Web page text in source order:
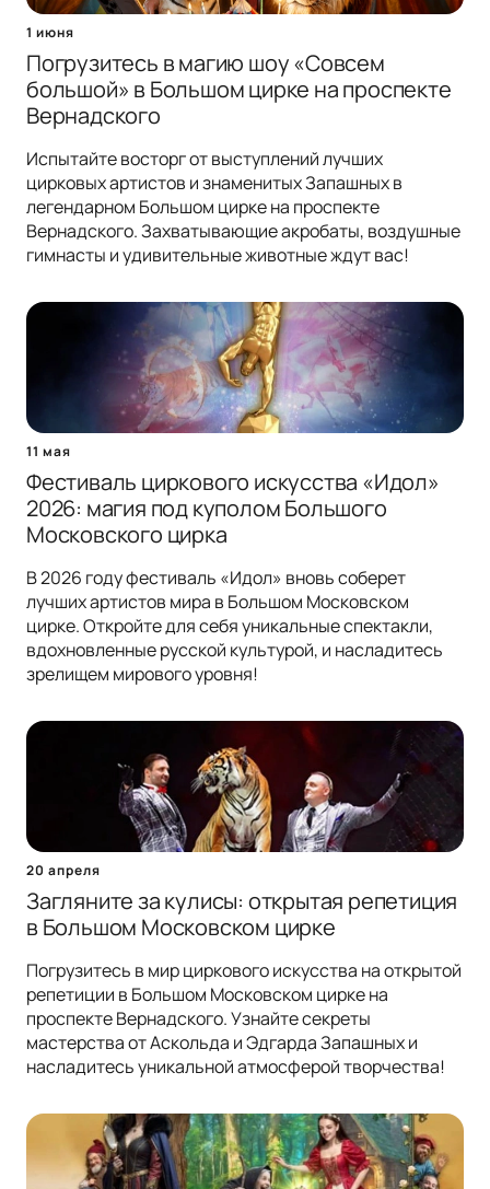
1 июня
Погрузитесь в магию шоу «Совсем
большой» в Большом цирке на проспекте
Вернадского
Испытайте восторг от выступлений лучших
цирковых артистов и знаменитых Запашных в
легендарном Большом цирке на проспекте
Вернадского. Захватывающие акробаты, воздушные
гимнасты и удивительные животные ждут вас!
11 мая
Фестиваль циркового искусства «Идол»
2026: магия под куполом Большого
Московского цирка
В 2026 году фестиваль «Идол» вновь соберет
лучших артистов мира в Большом Московском
цирке. Откройте для себя уникальные спектакли,
вдохновленные русской культурой, и насладитесь
зрелищем мирового уровня!
20 апреля
Загляните за кулисы: открытая репетиция
в Большом Московском цирке
Погрузитесь в мир циркового искусства на открытой
репетиции в Большом Московском цирке на
проспекте Вернадского. Узнайте секреты
мастерства от Аскольда и Эдгарда Запашных и
насладитесь уникальной атмосферой творчества!